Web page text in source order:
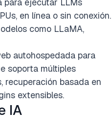
en línea o sin conexión.
como LLaMA,
autohospedada para
soporta múltiples
recuperación basada en
extensibles.
IA